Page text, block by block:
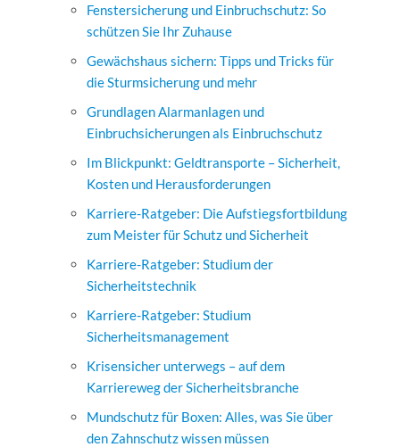
Fenstersicherung und Einbruchschutz: So
schützen Sie Ihr Zuhause
Gewächshaus sichern: Tipps und Tricks für
die Sturmsicherung und mehr
Grundlagen Alarmanlagen und
Einbruchsicherungen als Einbruchschutz
Im Blickpunkt: Geldtransporte – Sicherheit,
Kosten und Herausforderungen
Karriere-Ratgeber: Die Aufstiegsfortbildung
zum Meister für Schutz und Sicherheit
Karriere-Ratgeber: Studium der
Sicherheitstechnik
Karriere-Ratgeber: Studium
Sicherheitsmanagement
Krisensicher unterwegs – auf dem
Karriereweg der Sicherheitsbranche
Mundschutz für Boxen: Alles, was Sie über
den Zahnschutz wissen müssen